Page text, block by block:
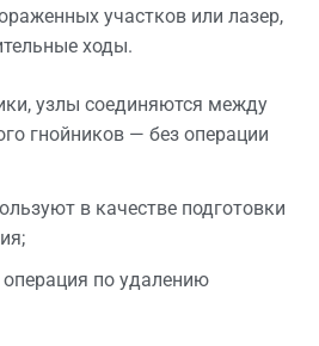
участков или лазер,
ходы.
узлы соединяются между
гнойников — без операции
в качестве подготовки
операция по удалению